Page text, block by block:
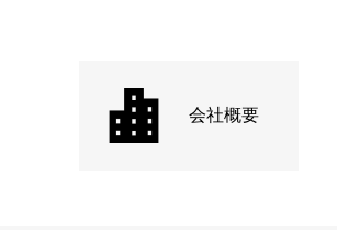
会社概要